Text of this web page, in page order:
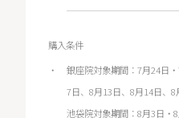
購入条件
銀座院対象期間：7月24日
7日、8月13日、8月14日、8
池袋院対象期間：8月3日・